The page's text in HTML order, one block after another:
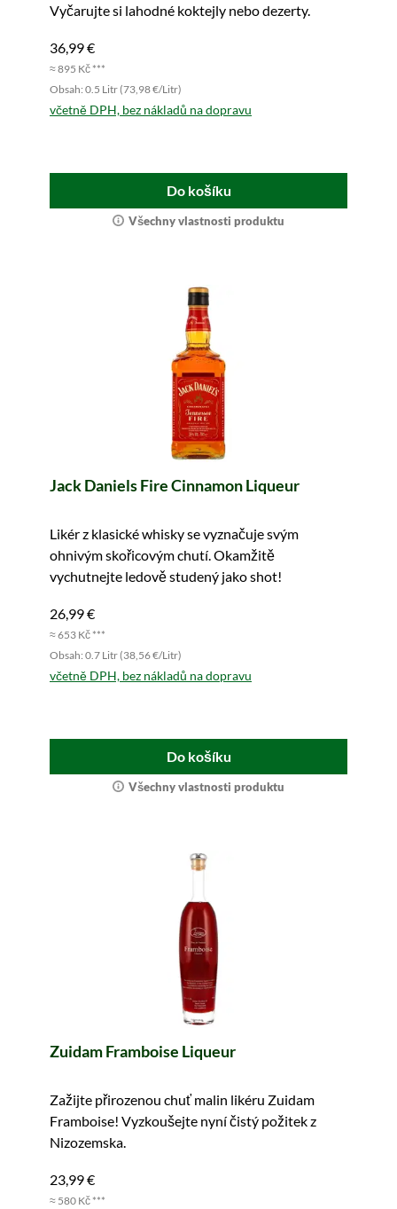
Vyčarujte si lahodné koktejly nebo dezerty.
36,99 €
≈ 895 Kč ***
Obsah: 0.5 Litr (73,98 €/Litr)
včetně DPH, bez nákladů na dopravu
Do košíku
Všechny vlastnosti produktu
Jack Daniels Fire Cinnamon Liqueur
Likér z klasické whisky se vyznačuje svým
ohnivým skořicovým chutí. Okamžitě
vychutnejte ledově studený jako shot!
26,99 €
≈ 653 Kč ***
Obsah: 0.7 Litr (38,56 €/Litr)
včetně DPH, bez nákladů na dopravu
Do košíku
Všechny vlastnosti produktu
Zuidam Framboise Liqueur
Zažijte přirozenou chuť malin likéru Zuidam
Framboise! Vyzkoušejte nyní čistý požitek z
Nizozemska.
23,99 €
≈ 580 Kč ***